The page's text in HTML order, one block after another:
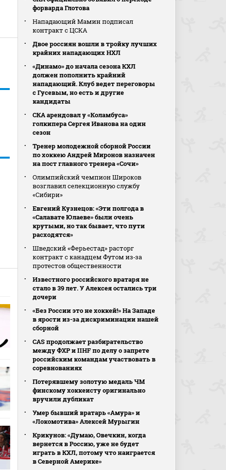
форварда Глотова
Нападающий Мамин подписал
контракт с ЦСКА
Двое россиян вошли в тройку лучших
крайних нападающих НХЛ
«Динамо» до начала сезона КХЛ
должен пополнить крайний
нападающий. Клуб ведет переговоры
с Гусевым, но есть и другие
кандидаты
СКА арендовал у «Коламбуса»
голкипера Сергея Иванова на один
сезон
Тренер молодежной сборной России
по хоккею Андрей Миронов назначен
на пост главного тренера «Сочи»
Олимпийский чемпион Широков
возглавил селекционную службу
«Сибири»
Евгений Кузнецов: «Эти полгода в
«Салавате Юлаеве» были очень
крутыми, но так бывает, что пути
расходятся»
Шведский «Ферьестад» расторг
контракт с канадцем Футом из‑за
протестов общественности
Известного российского вратаря не
стало в 39 лет. У Алексея остались три
дочери
«Без России это не хоккей!» На Западе
в ярости из-за дискриминации нашей
сборной
CAS продолжает разбирательство
между ФХР и IIHF по делу о запрете
российским командам участвовать в
соревнованиях
Потерявшему золотую медаль ЧМ
финскому хоккеисту оригинально
вручили дубликат
Умер бывший вратарь «Амура» и
«Локомотива» Алексей Мурыгин
Крикунов: «Думаю, Овечкин, когда
вернется в Россию, уже не будет
играть в КХЛ, потому что наиграется
в Северной Америке»